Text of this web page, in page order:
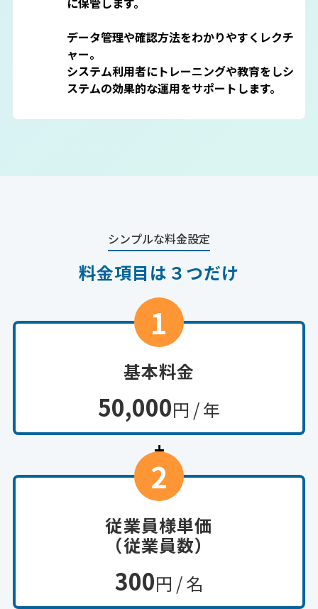
データ管理や確認方法をわかりやすくレクチ
ャー。
システム利用者にトレーニングや教育をしシ
ステムの効果的な運用をサポートします。
シンプルな料金設定
料金項目は３つだけ
1
基本料金
50,000円 / 年
+
2
従業員様単価
（従業員数）
300円 / 名